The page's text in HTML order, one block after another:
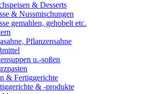
& Desserts
& Nussmischungen
gemahlen, gehobelt etc.
Pflanzensahne
u.-soßen
& Fertiggerichte
& -produkte